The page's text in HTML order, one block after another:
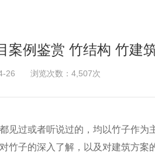
案例鉴赏 竹结构 竹建
26 浏览次数：4,507次
见过或者听说过的，均以竹子作
竹子的深入了解，以及对建筑方案